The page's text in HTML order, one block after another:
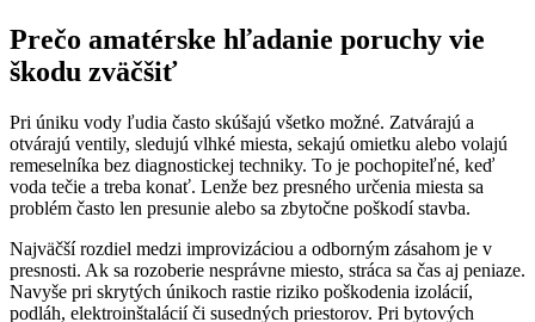
Prečo amatérske hľadanie poruchy vie
škodu zväčšiť
Pri úniku vody ľudia často skúšajú všetko možné. Zatvárajú a
otvárajú ventily, sledujú vlhké miesta, sekajú omietku alebo volajú
remeselníka bez diagnostickej techniky. To je pochopiteľné, keď
voda tečie a treba konať. Lenže bez presného určenia miesta sa
problém často len presunie alebo sa zbytočne poškodí stavba.
Najväčší rozdiel medzi improvizáciou a odborným zásahom je v
presnosti. Ak sa rozoberie nesprávne miesto, stráca sa čas aj peniaze.
Navyše pri skrytých únikoch rastie riziko poškodenia izolácií,
podláh, elektroinštalácií či susedných priestorov. Pri bytových